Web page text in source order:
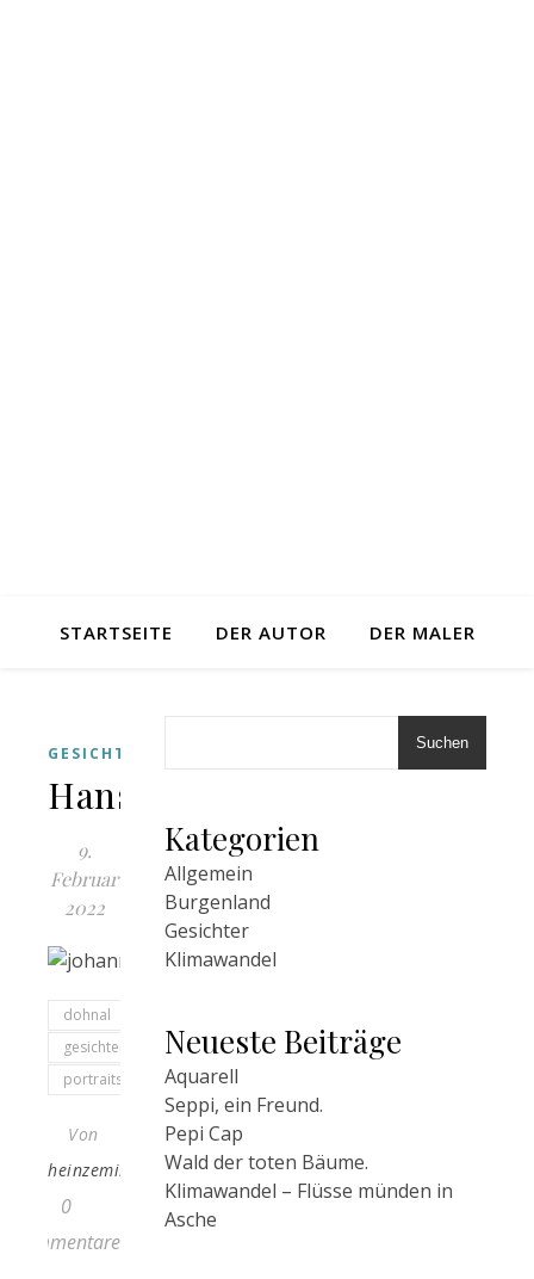
STARTSEITE DER AUTOR DER MALER
GESICHTER
Hansi
9.
Februar
2022
dohnal
gesichter
portraits
Von
heinzemil
0
Kommentare
Suchen
Kategorien
Allgemein
Burgenland
Gesichter
Klimawandel
Neueste Beiträge
Aquarell
Seppi, ein Freund.
Pepi Cap
Wald der toten Bäume.
Klimawandel – Flüsse münden in
Asche